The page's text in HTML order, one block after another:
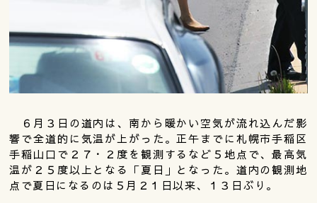
６月３日の道内は、南から暖かい空気が流れ込んだ影
響で全道的に気温が上がった。正午までに札幌市手稲区
手稲山口で２７・２度を観測するなど５地点で、最高気
温が２５度以上となる「夏日」となった。道内の観測地
点で夏日になるのは５月２１日以来、１３日ぶり。